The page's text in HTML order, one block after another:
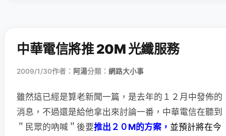
中華電信將推 20M 光纖服務
2009/1/30作者： 阿湯分類： 網路大小事
雖然這已經是算老新聞一篇，是去年的１２月中發佈的
消息， 不過還是給他拿出來討論一番，中華電信在聽到
＂民眾的吶喊＂後要推出２０M的方案， 並預計將在今